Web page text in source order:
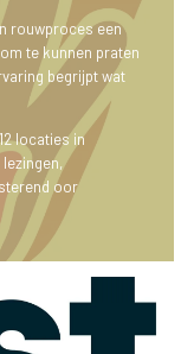
rouwproces een
te kunnen praten
begrijpt wat
locaties in
oor